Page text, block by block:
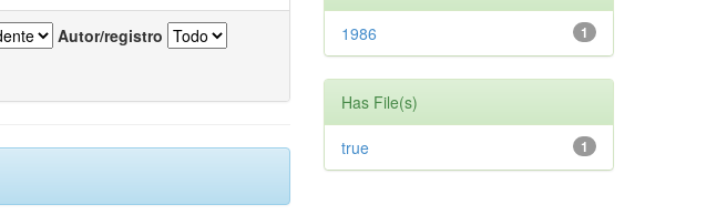
Autor/registro 1
1986
Has File(s)
1
true